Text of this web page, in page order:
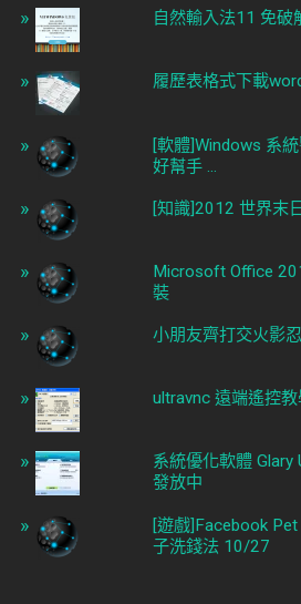
自然輸入法11 免破
履歷表格式下載
[軟體]Windows 系
好幫手 ...
[知識]2012 世界末
Microsoft Office
裝
小朋友齊打交火影
ultravnc 遠端遙控
系統優化軟體
發放中
[遊戲]Facebook
子洗錢法 10/27